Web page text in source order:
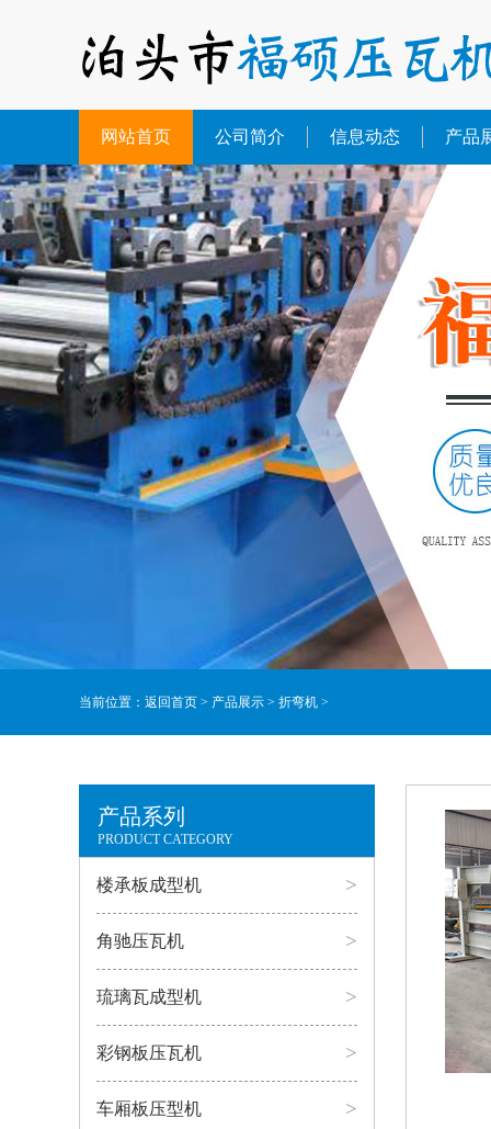
网站首页 公司简介 信息动态 产品
当前位置： 返回首页 > 产品展示 > 折弯机 >
产品系列
PRODUCT CATEGORY
楼承板成型机 >
角驰压瓦机 >
琉璃瓦成型机 >
彩钢板压瓦机 >
车厢板压型机 >